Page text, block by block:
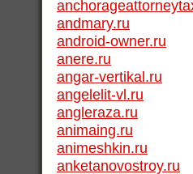
andmary.ru
android-owner.ru
anere.ru
angar-vertikal.ru
angelelit-vl.ru
angleraza.ru
animaing.ru
animeshkin.ru
anketanovostroy.ru